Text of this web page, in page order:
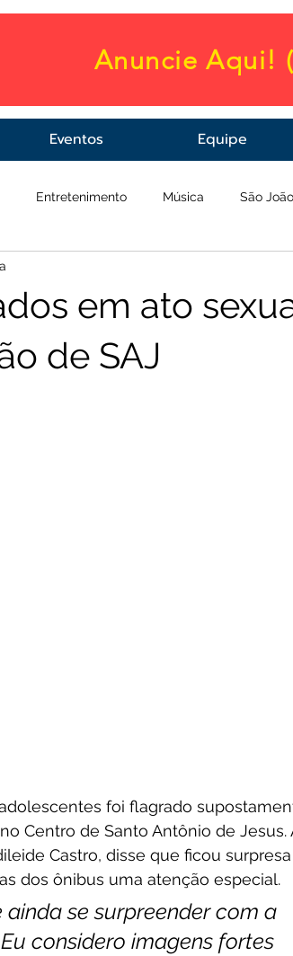
Anuncie Aqui!
Eventos Equipe
Entretenimento Música São João
em ato
de SAJ
foi flagrado
Centro de Santo Antônio de Jesus.
Castro, disse que ficou
dos ônibus uma atenção especial.
ainda se surpreender com a
considero imagens fortes